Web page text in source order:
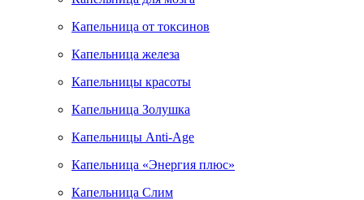
Капельница от токсинов
Капельница железа
Капельницы красоты
Капельница Золушка
Капельницы Anti-Age
Капельница «Энергия плюс»
Капельница Слим